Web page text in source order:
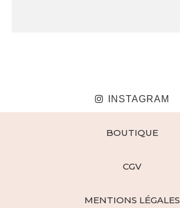
INSTAGRAM
BOUTIQUE
CGV
MENTIONS LÉGALES